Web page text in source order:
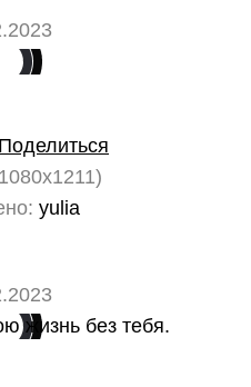
Поделиться
yulia